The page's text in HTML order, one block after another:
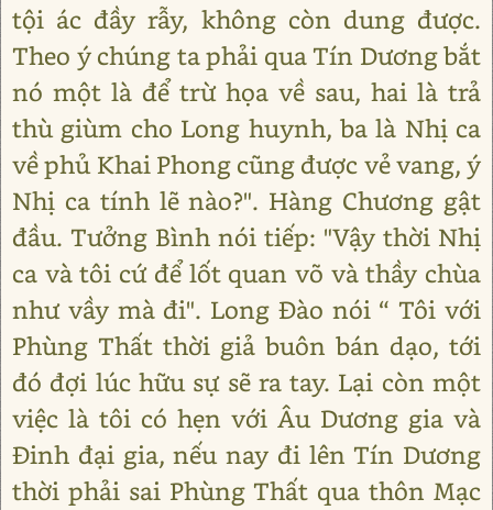
tội ác đầy rẫy, không còn dung được.
Theo ý chúng ta phải qua Tín Dương bắt
nó một là để trừ họa về sau, hai là trả
thù giùm cho Long huynh, ba là Nhị ca
về phủ Khai Phong cũng được vẻ vang, ý
Nhị ca tính lẽ nào?". Hàng Chương gật
đầu. Tưởng Bình nói tiếp: "Vậy thời Nhị
ca và tôi cứ để lốt quan võ và thầy chùa
như vầy mà đi". Long Đào nói “ Tôi với
Phùng Thất thời giả buôn bán dạo, tới
đó đợi lúc hữu sự sẽ ra tay. Lại còn một
việc là tôi có hẹn với Âu Dương gia và
Đinh đại gia, nếu nay đi lên Tín Dương
thời phải sai Phùng Thất qua thôn Mạc